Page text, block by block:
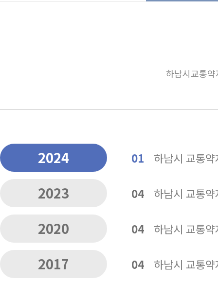
하남시교통
2024
2023
2020
2017
01 하남시 교통
04 하남시 교통
04 하남시 교통
04 하남시 교통